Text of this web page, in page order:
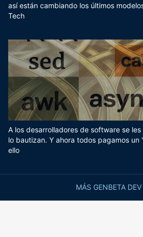
MÁS GENBETA DEV
así están cambiando los últimos
Tech
A los desarrolladores de software se
lo bautizan. Y ahora todos pagamos
ello